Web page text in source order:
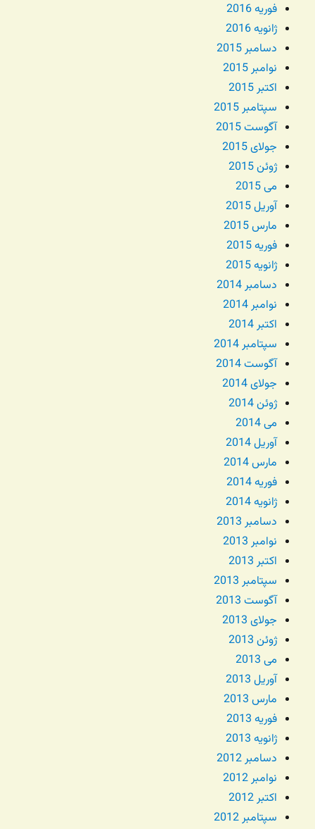
فوریه 2016
ژانویه 2016
دسامبر 2015
نوامبر 2015
اکتبر 2015
سپتامبر 2015
آگوست 2015
جولای 2015
ژوئن 2015
می 2015
آوریل 2015
مارس 2015
فوریه 2015
ژانویه 2015
دسامبر 2014
نوامبر 2014
اکتبر 2014
سپتامبر 2014
آگوست 2014
جولای 2014
ژوئن 2014
می 2014
آوریل 2014
مارس 2014
فوریه 2014
ژانویه 2014
دسامبر 2013
نوامبر 2013
اکتبر 2013
سپتامبر 2013
آگوست 2013
جولای 2013
ژوئن 2013
می 2013
آوریل 2013
مارس 2013
فوریه 2013
ژانویه 2013
دسامبر 2012
نوامبر 2012
اکتبر 2012
سپتامبر 2012